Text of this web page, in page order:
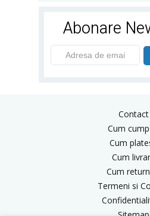
Abonare
Contact
Cum
Cum
Cum
Cum
Termeni si